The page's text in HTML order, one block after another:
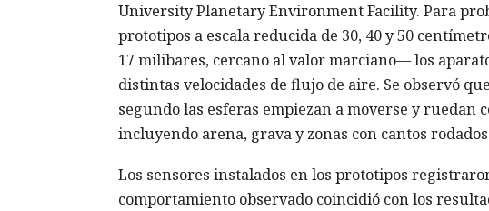
University Planetary Environment Facility. Para
prototipos a escala reducida de 30, 40 y 50
17 milibares, cercano al valor marciano— los
distintas velocidades de flujo de aire. Se observó
segundo las esferas empiezan a moverse y
incluyendo arena, grava y zonas con cantos
Los sensores instalados en los prototipos
comportamiento observado coincidió con los